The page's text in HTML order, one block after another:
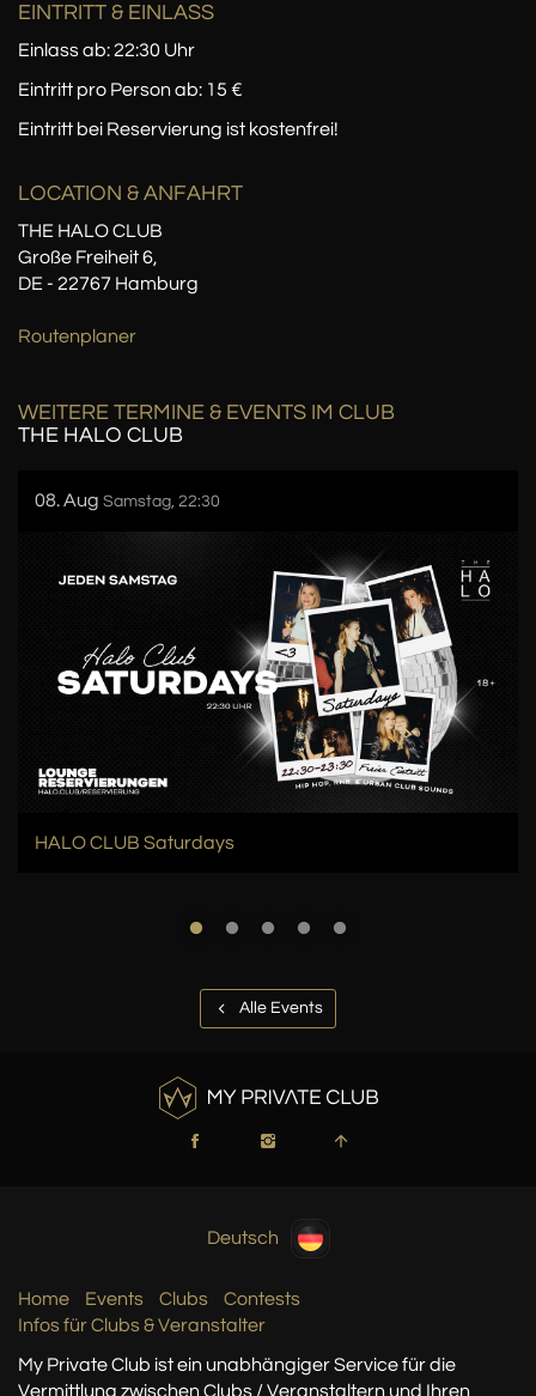
EINTRITT & EINLASS
Einlass ab: 22:30 Uhr
Eintritt pro Person ab: 15 €
Eintritt bei Reservierung ist kostenfrei!
LOCATION & ANFAHRT
THE HALO CLUB
Große Freiheit 6,
DE - 22767 Hamburg
Routenplaner
WEITERE TERMINE & EVENTS IM CLUB
THE HALO CLUB
08. Aug Samstag, 22:30
HALO CLUB Saturdays
Alle Events
Deutsch
Home Events Clubs
Contests
Infos für Clubs & Veranstalter
My Private Club ist ein unabhängiger Servicefür die
Vermittlung zwischen Clubs / Veranstaltern und Ihren